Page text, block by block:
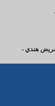
مريض هندي